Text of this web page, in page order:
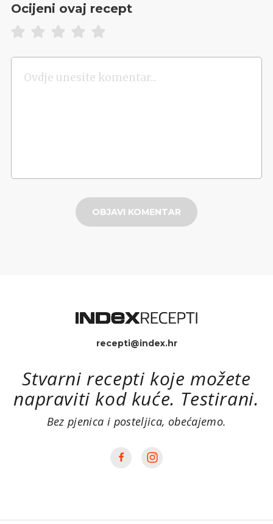
Ocijeni ovaj recept
OBJAVI KOMENTAR
recepti@index.hr
Stvarni recepti koje možete
napraviti kod kuće. Testirani.
Bez pjenica i posteljica, obećajemo.